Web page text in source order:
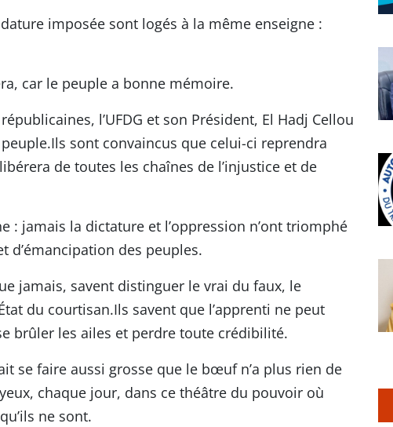
imposée sont logés à la même enseigne :
car le peuple a bonne mémoire.
l’UFDG et son Président, El Hadj Cellou
sont convaincus que celui-ci reprendra
de toutes les chaînes de l’injustice et de
: jamais la dictature et l’oppression n’ont triomphé
d’émancipation des peuples.
jamais, savent distinguer le vrai du faux, le
du courtisan.Ils savent que l’apprenti ne peut
brûler les ailes et perdre toute crédibilité.
se faire aussi grosse que le bœuf n’a plus rien de
chaque jour, dans ce théâtre du pouvoir où
ne sont.